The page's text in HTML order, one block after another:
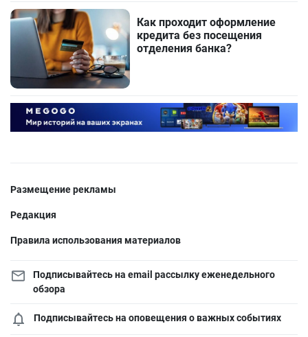
Как проходит оформление
кредита без посещения
отделения банка?
Размещение рекламы
Редакция
Правила использования материалов
Подписывайтесь на email рассылку еженедельного
обзора
Подписывайтесь на оповещения о важных событиях